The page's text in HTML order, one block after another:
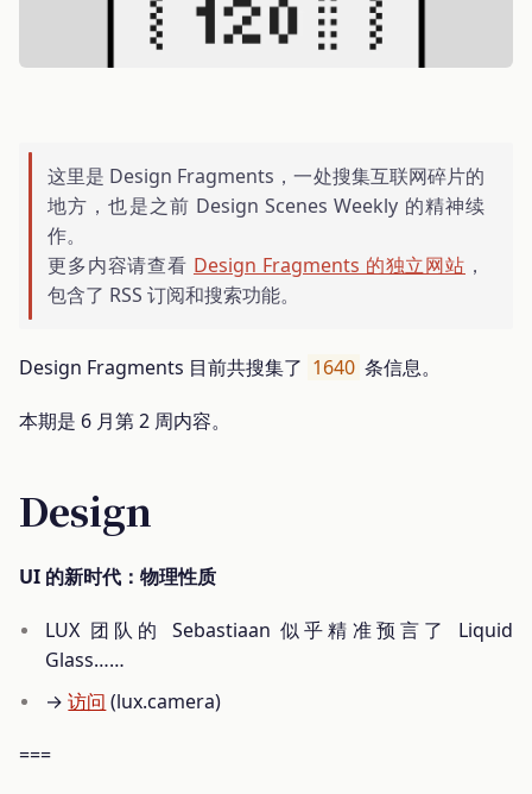
这里是 Design Fragments，一处搜集互联网碎片的
地方，也是之前 Design Scenes Weekly 的精神续
作。
更多内容请查看 Design Fragments 的独立网站 ，
包含了 RSS 订阅和搜索功能。
Design Fragments 目前共搜集了 1640 条信息。
本期是 6 月第 2 周内容。
Design
UI 的新时代：物理性质
LUX 团队的 Sebastiaan 似乎精准预言了 Liquid
Glass……
→访问 (lux.camera)
===